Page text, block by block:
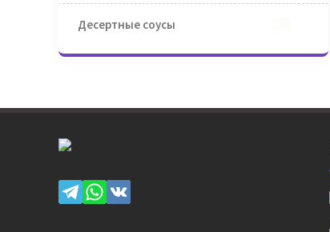
Десертные соусы